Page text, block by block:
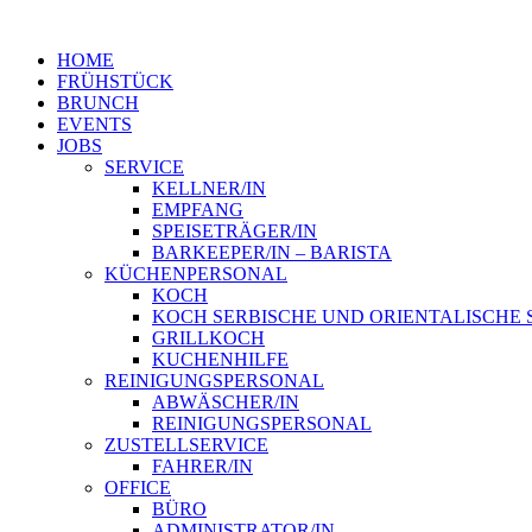
HOME
FRÜHSTÜCK
BRUNCH
EVENTS
JOBS
SERVICE
KELLNER/IN
EMPFANG
SPEISETRÄGER/IN
BARKEEPER/IN – BARISTA
KÜCHENPERSONAL
KOCH
KOCH SERBISCHE UND ORIENTALISCHE
GRILLKOCH
KUCHENHILFE
REINIGUNGSPERSONAL
ABWÄSCHER/IN
REINIGUNGSPERSONAL
ZUSTELLSERVICE
FAHRER/IN
OFFICE
BÜRO